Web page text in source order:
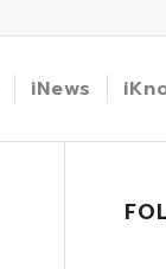
iNews